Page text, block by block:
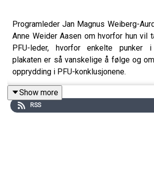
Programleder Jan Magnus Weiberg-
Anne Weider Aasen om hvorfor hun vil
PFU-leder, hvorfor enkelte punker
plakaten er så vanskelige å følge og
opprydding i PFU-konklusjonene.
Show more
RSS